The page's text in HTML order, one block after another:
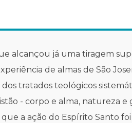
alcançou já uma tiragem
de almas de São
dos tratados teológicos
- corpo e alma, natureza
a ação do Espírito Santo